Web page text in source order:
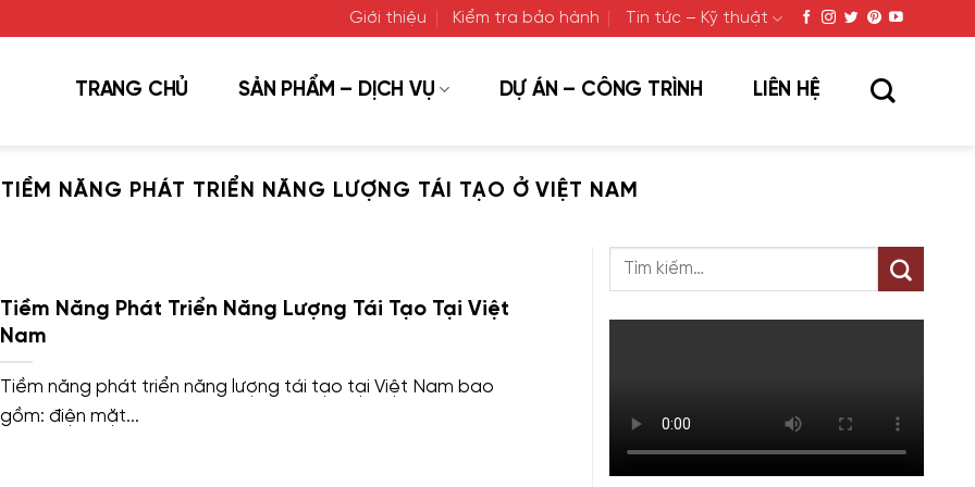
Giới thiệu Kiểm tra bảo hành Tin tức – Kỹ thuật
TRANG CHỦ SẢN PHẨM – DỊCH VỤ DỰ ÁN – CÔNG TRÌNH LIÊN HỆ
TIỀM NĂNG PHÁT TRIỂN NĂNG LƯỢNG TÁI TẠO Ở VIỆT NAM
Tiềm Năng Phát Triển Năng Lượng Tái Tạo Tại Việt
Nam
Tiềm năng phát triển năng lượng tái tạo tại Việt Nam bao
gồm: điện mặt...